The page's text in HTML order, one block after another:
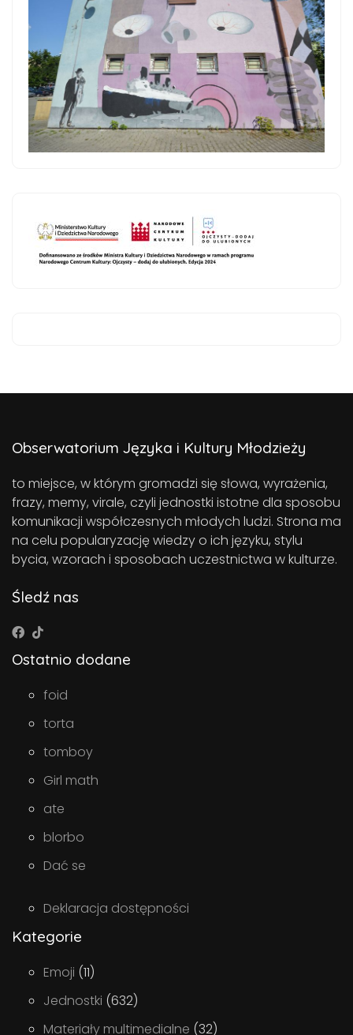
Obserwatorium Języka i Kultury Młodzieży
to miejsce, w którym gromadzi się słowa, wyrażenia,
frazy, memy, virale, czyli jednostki istotne dla sposobu
komunikacji współczesnych młodych ludzi. Strona ma
na celu popularyzację wiedzy o ich języku, stylu
bycia, wzorach i sposobach uczestnictwa w kulturze.
Śledź nas
Ostatnio dodane
foid
torta
tomboy
Girl math
ate
blorbo
Dać se
Deklaracja dostępności
Kategorie
Emoji (11)
Jednostki (632)
Materiały multimedialne (32)